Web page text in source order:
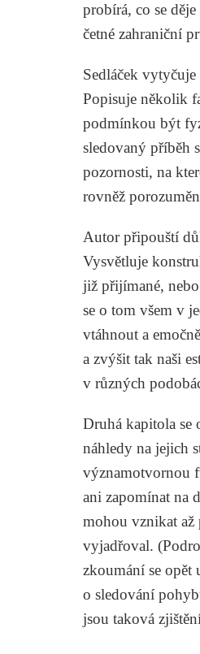
probírá, co se
četné zahraniční
Sedláček
Popisuje několik
podmínkou být
sledovaný příběh
pozornosti, na
rovněž
Autor připouští
Vysvětluje
již přijímané,
se o tom všem v
vtáhnout a
a zvýšit tak naši
v různých
Druhá kapitola se
náhledy na jejich
významotvornou
ani zapomínat na
mohou vznikat až
vyjadřoval.
zkoumání se opět
o sledování
jsou taková